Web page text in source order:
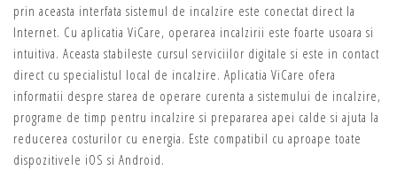
prin aceasta interfata sistemul de incalzire este conectat direct la
Internet. Cu aplicatia ViCare, operarea incalzirii este foarte usoara si
intuitiva. Aceasta stabileste cursul serviciilor digitale si este in contact
direct cu specialistul local de incalzire. Aplicatia ViCare ofera
informatii despre starea de operare curenta a sistemului de incalzire,
programe de timp pentru incalzire si prepararea apei calde si ajuta la
reducerea costurilor cu energia. Este compatibil cu aproape toate
dispozitivele iOS si Android.